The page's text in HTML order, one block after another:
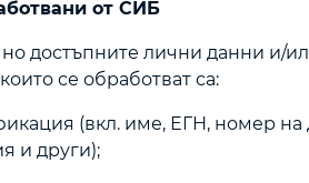
от СИБ
достъпните лични данни и/
се обработват са:
(вкл. име, ЕГН, номер на
и други);